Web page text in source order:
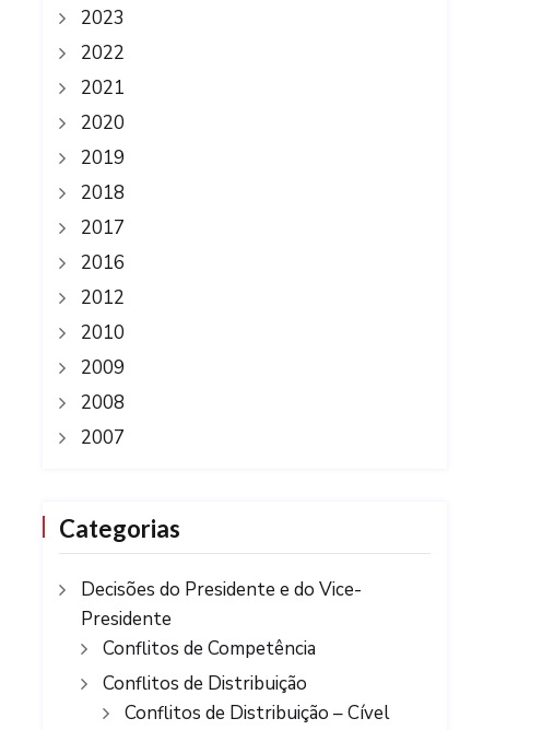
2023
2022
2021
2020
2019
2018
2017
2016
2012
2010
2009
2008
2007
Categorias
Decisões do Presidente e do Vice-
Presidente
Conflitos de Competência
Conflitos de Distribuição
Conflitos de Distribuição – Cível